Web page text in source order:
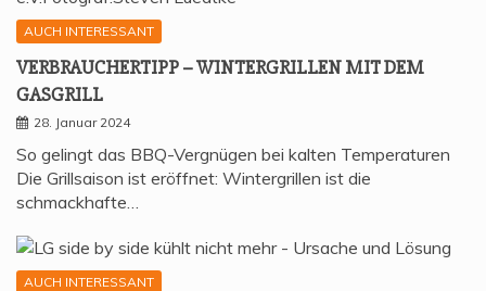
AUCH INTERESSANT
VER­BRAU­CHER­TIPP – WIN­TER­GRIL­LEN MIT DEM
GASGRILL
28. Januar 2024
So gelingt das BBQ-Vergnügen bei kalten Temperaturen
Die Grillsaison ist eröffnet: Wintergrillen ist die
schmackhafte…
AUCH INTERESSANT